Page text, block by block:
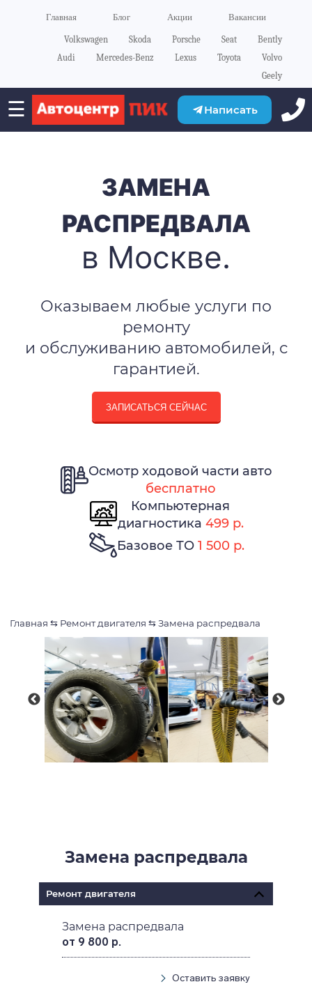
Главная Блог Акции Вакансии
Volkswagen Skoda Porsche Seat
Bently
Audi
Mercedes-Benz Lexus Toyota
Volvo
Geely
☰ Написать
ЗАМЕНА
РАСПРЕДВАЛА
в Москве.
Оказываем любые услуги по
ремонту
и обслуживанию автомобилей, с
гарантией.
ЗАПИСАТЬСЯ СЕЙЧАС
Осмотр ходовой части авто
бесплатно
Компьютерная
диагностика 499 р.
Базовое ТО 1 500 р.
Главная ⇆ Ремонт двигателя ⇆ Замена распредвала
Замена распредвала
Ремонт двигателя
Замена распредвала
от 9 800 р.
Оставить заявку